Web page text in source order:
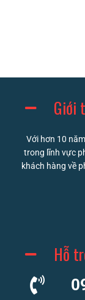
Giới
Với hơn 10
trong lĩnh vực
khách hàng về
Hỗ